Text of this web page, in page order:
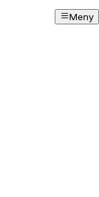
Meny